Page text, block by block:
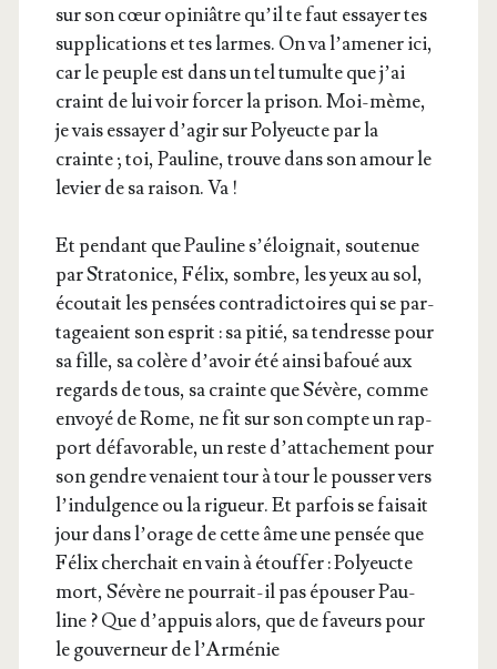
sur son cœur opi­niâtre qu’il te faut essayer tes
sup­pli­ca­tions et tes larmes. On va l’a­me­ner ici,
car le peuple est dans un tel tumulte que j’ai
craint de lui voir for­cer la pri­son. Moi-mème,
je vais essayer d’a­gir sur Poly­eucte par la
crainte ; toi, Pau­line, trouve dans son amour le
levier de sa rai­son. Va !
Et pen­dant que Pau­line s’é­loi­gnait, sou­te­nue
par Stra­to­nice, Félix, sombre, les yeux au sol,
écou­tait les pen­sées contra­dic­toires qui se par­
ta­geaient son esprit : sa pitié, sa ten­dresse pour
sa fille, sa colère d’a­voir été ain­si bafoué aux
regards de tous, sa crainte que Sévère, comme
envoyé de Rome, ne fit sur son compte un rap­
port défa­vo­rable, un reste d’at­ta­che­ment pour
son gendre venaient tour à tour le pous­ser vers
l’in­dul­gence ou la rigueur. Et par­fois se fai­sait
jour dans l’o­rage de cette âme une pen­sée que
Félix cher­chait en vain à étouf­fer : Poly­eucte
mort, Sévère ne pour­rait-il pas épou­ser Pau­
line ? Que d’ap­puis alors, que de faveurs pour
le gou­ver­neur de l’Arménie